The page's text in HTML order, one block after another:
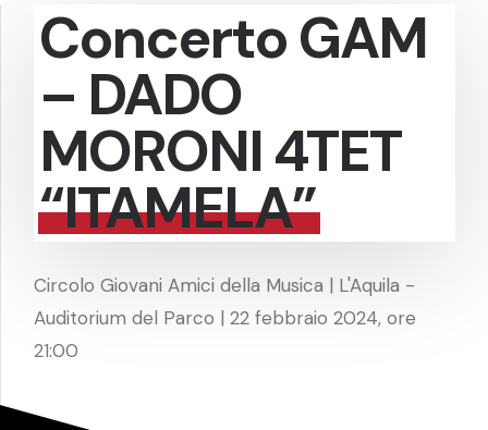
Concerto GAM
– DADO
MORONI 4TET
“ITAMELA”
Circolo Giovani Amici della Musica | L'Aquila -
Auditorium del Parco | 22 febbraio 2024, ore
21:00